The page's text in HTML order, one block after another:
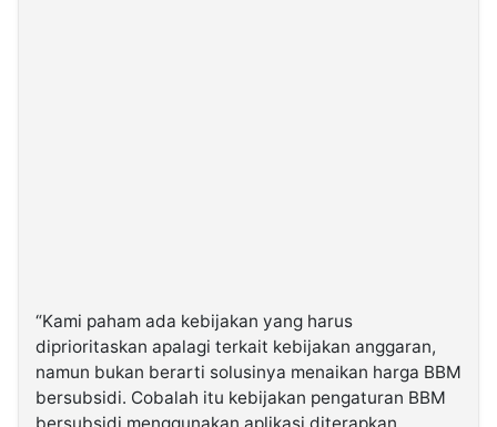
“Kami paham ada kebijakan yang harus
diprioritaskan apalagi terkait kebijakan anggaran,
namun bukan berarti solusinya menaikan harga BBM
bersubsidi. Cobalah itu kebijakan pengaturan BBM